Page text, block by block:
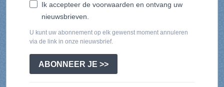
Ik accepteer de voorwaarden en ontvang uw
nieuwsbrieven.
U kunt uw abonnement op elk gewenst moment annuleren
via de link in onze nieuwsbrief.
ABONNEER JE >>